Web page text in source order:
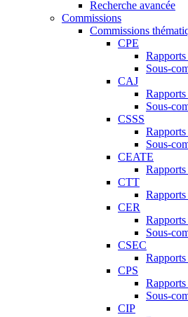
Recherche avancée
Commissions
Commissions
CPE
Sous-
CAJ
Sous-
CSSS
Sous-
CEATE
CTT
CER
Sous-
CSEC
CPS
Sous-
CIP